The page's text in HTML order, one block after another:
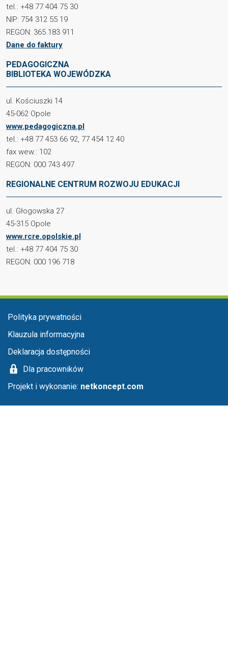
tel.: +48 77 404 75 30
NIP: 754 312 55 19
REGON: 365 183 911
Dane do faktury
PEDAGOGICZNA
BIBLIOTEKA WOJEWÓDZKA
ul. Kościuszki 14
45-062 Opole
www.pedagogiczna.pl
tel.: +48 77 453 66 92, 77 454 12 40
fax wew.: 102
REGON: 000 743 497
REGIONALNE CENTRUM ROZWOJU EDUKACJI
ul. Głogowska 27
45-315 Opole
www.rcre.opolskie.pl
tel.: +48 77 404 75 30
REGON: 000 196 718
Menu stopka
Polityka prywatności
Klauzula informacyjna
Deklaracja dostępności
Dla pracowników
Projekt i wykonanie: netkoncept.com